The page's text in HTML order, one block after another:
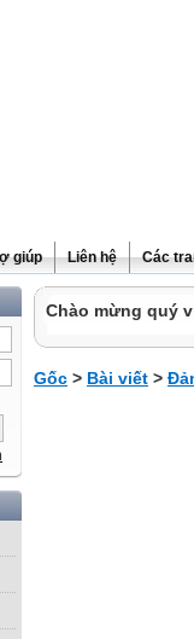
giúp Liên hệ Các
Chào mừng quý
Gốc > Bài viết >